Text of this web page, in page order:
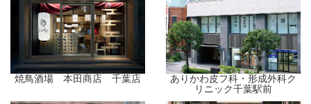
焼鳥酒場 本田商店 千葉店
ありかわ皮フ科・形成外科ク
リニック千葉駅前